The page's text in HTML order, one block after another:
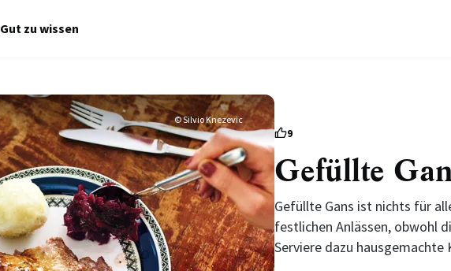
Gut zu wissen
© Silvio Knezevic
9
Gefüllte
Gefüllte Gans ist nichts für
festlichen Anlässen, obwohl
Serviere dazu